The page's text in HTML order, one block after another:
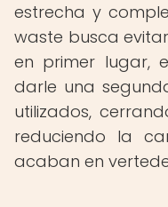
estrecha y
waste busca
en primer lugar,
darle una
utilizados,
reduciendo la
acaban en